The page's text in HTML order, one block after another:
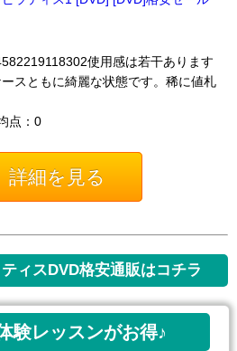
使用感は若干あります
スともに綺麗な状態です。稀に値札
点：0
詳細を見る
ィスDVD格安通販はコチラ
験レッスンがお得♪